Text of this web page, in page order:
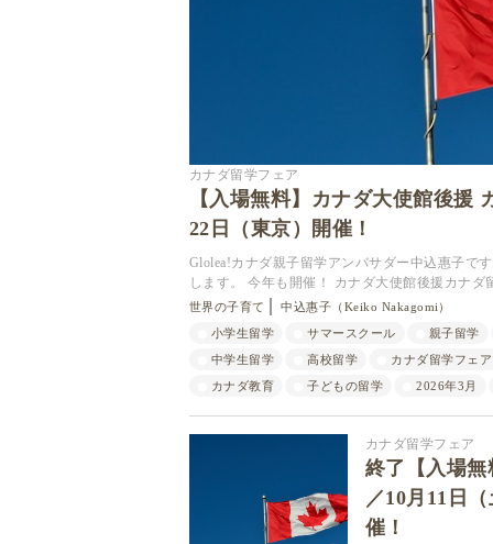
カナダ留学フェア
【入場無料】カナダ大使館後援
22日（東京）開催！
Glolea!カナダ親子留学アンバサダー中込惠子で
します。 今年も開催！ カナダ大使館後援カナ
世界の子育て
中込惠子（Keiko Nakagomi）
小学生留学
サマースクール 親子留学
中学生留学
高校留学 カナダ留学フェア
カナダ教育
子どもの留学 2026年3月
カナダ留学フェア
終了【入場無
／10月11日
催！